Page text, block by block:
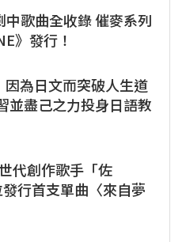
歌曲全收錄 催麥系列
》發行！
因為日文而突破人生道
並盡己之力投身日語教
代創作歌手「佐
行首支單曲〈來自夢